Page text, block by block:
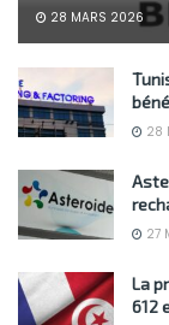
28 MARS 2026
28
27
La
612